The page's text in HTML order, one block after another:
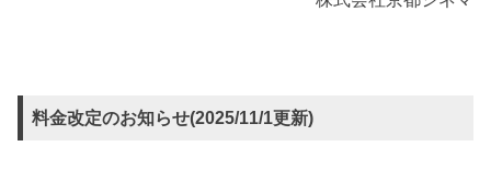
料金改定のお知らせ(2025/11/1更新)